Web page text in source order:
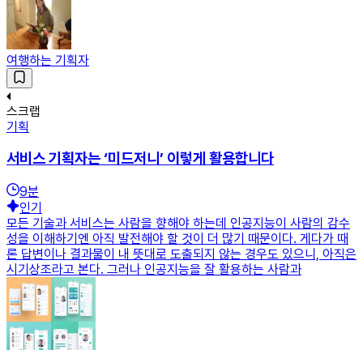
여행하는 기획자
스크랩
기획
서비스 기획자는 ‘미드저니’ 이렇게 활용합니다
9분
인기
모든 기술과 서비스는 사람을 향해야 하는데 인공지능이 사람의 감수
성을 이해하기엔 아직 발전해야 할 것이 더 많기 때문이다. 게다가 때
론 답변이나 결과물이 내 뜻대로 도출되지 않는 경우도 있으니, 아직은
시기상조라고 본다. 그러나 인공지능을 잘 활용하는 사람과